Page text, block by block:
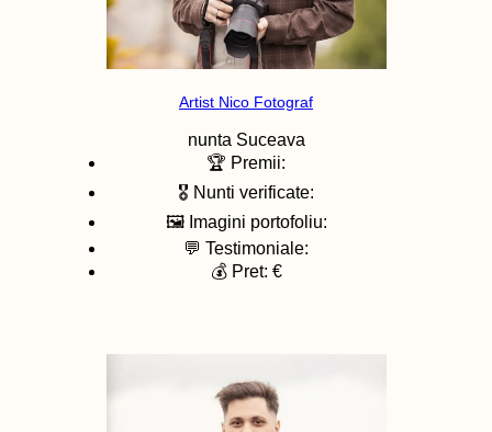
Artist Nico Fotograf
nunta Suceava
🏆 Premii:
🎖️ Nunti verificate:
🖼️ Imagini portofoliu:
💬 Testimoniale:
💰 Pret: €